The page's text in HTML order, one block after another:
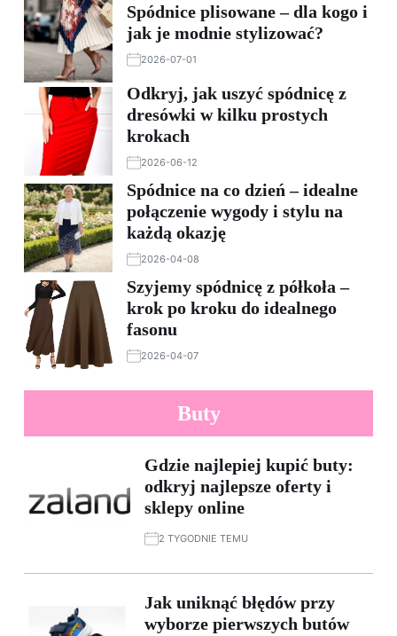
Spódnice plisowane – dla kogo i
jak je modnie stylizować?
2026-07-01
Odkryj, jak uszyć spódnicę z
dresówki w kilku prostych
krokach
2026-06-12
Spódnice na co dzień – idealne
połączenie wygody i stylu na
każdą okazję
2026-04-08
Szyjemy spódnicę z półkoła –
krok po kroku do idealnego
fasonu
2026-04-07
Buty
Gdzie najlepiej kupić buty:
odkryj najlepsze oferty i
sklepy online
2 TYGODNIE TEMU
Jak uniknąć błędów przy
wyborze pierwszych butów